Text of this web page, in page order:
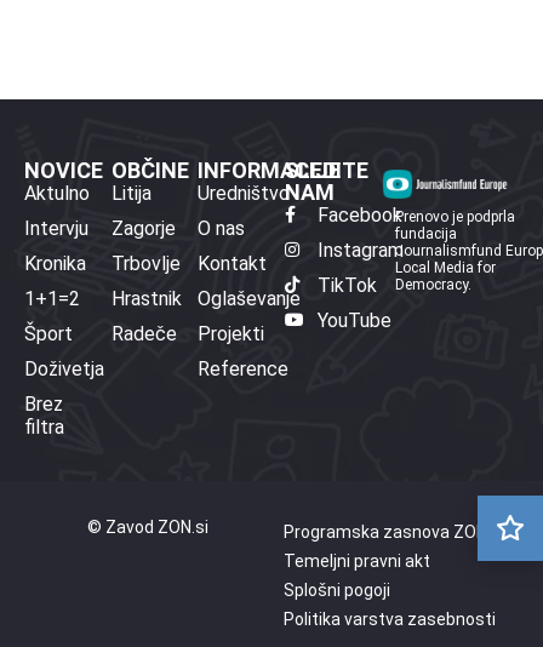
NOVICE
Aktulno
Intervju
Kronika
1+1=2
Šport
Doživetja
Brez
filtra
OBČINE
Litija
Zagorje
Trbovlje
Hrastnik
Radeče
INFORMACIJE
Uredništvo
O nas
Kontakt
Oglaševanje
Projekti
Reference
SLEDITE
NAM
Facebook
Instagram
TikTok
YouTube
Prenovo je podprla
fundacija
Journalismfund
Local Media for
Democracy.
© Zavod ZON.si
Programska zasnova ZON
Temeljni pravni akt
Splošni pogoji
Politika varstva zasebnosti